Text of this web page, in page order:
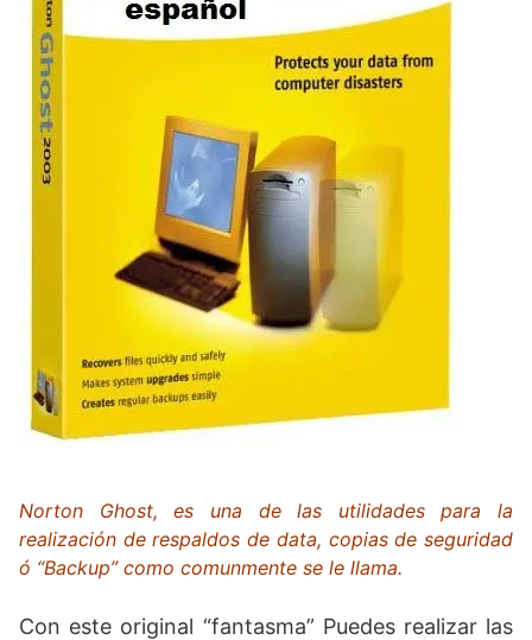
Norton Ghost, es una de las utilidades para la
realización de respaldos de data, copias de seguridad
ó “Backup” como comunmente se le llama.
Con este original “fantasma” Puedes realizar las